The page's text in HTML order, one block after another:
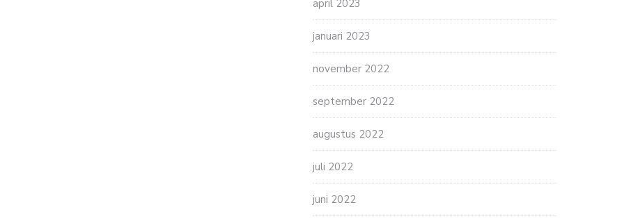
april 2023
januari 2023
november 2022
september 2022
augustus 2022
juli 2022
juni 2022